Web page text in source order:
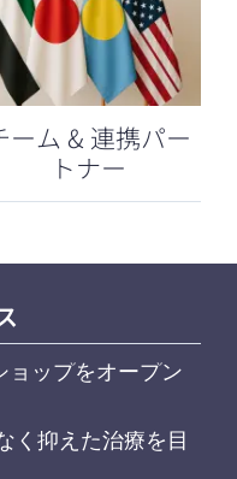
ーム & 連携パー
トナー
ョップをオープン
く抑えた治療を目